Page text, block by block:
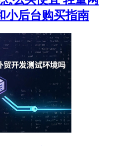
小后台购买指南